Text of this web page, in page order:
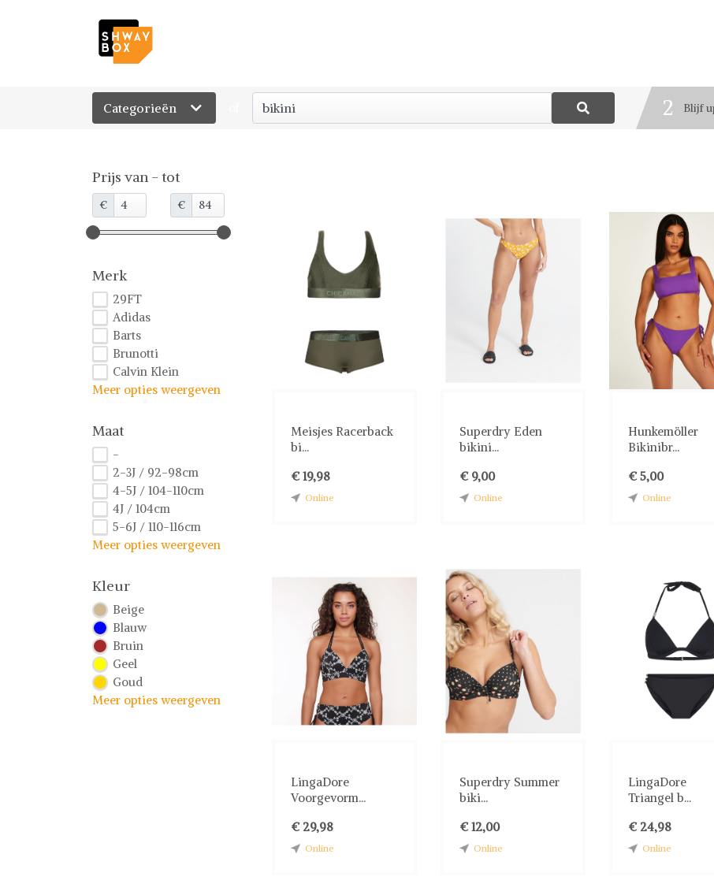
Categorieën 2 Blijf
Prijs van - tot
€ €
Merk
29FT
Adidas
Barts
Brunotti
Calvin Klein
Meer opties weergeven
Maat
-
2-3J / 92-98cm
4-5J / 104-110cm
4J / 104cm
5-6J / 110-116cm
Meer opties weergeven
Kleur
Beige
Blauw
Bruin
Geel
Goud
Meer opties weergeven
Meisjes Racerback
bi...
€ 19,98
Online
Superdry Eden
bikini...
€ 9,00
Online
Hunkemöller
Bikinibr...
€ 5,00
Online
LingaDore
Voorgevorm...
€ 29,98
Online
Superdry Summer
biki...
€ 12,00
Online
LingaDore
Triangel b...
€ 24,98
Online